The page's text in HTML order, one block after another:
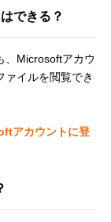
できる？
、Microsoftアカウ
ァイルを閲覧でき
アカウントに登